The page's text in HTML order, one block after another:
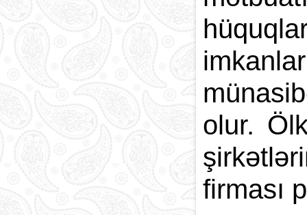
olur.
firması